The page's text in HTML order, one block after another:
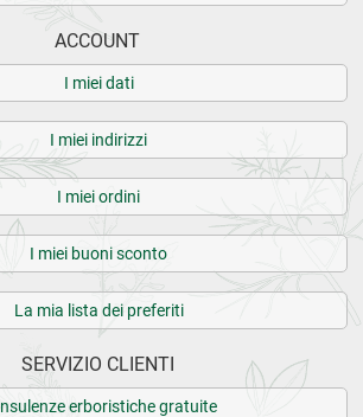
ACCOUNT
I miei dati
I miei indirizzi
I miei ordini
I miei buoni sconto
La mia lista dei preferiti
SERVIZIO CLIENTI
erboristiche gratuite